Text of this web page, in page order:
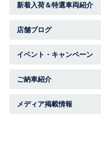
新着入荷＆特選車両紹介
店舗ブログ
イベント・キャンペーン
ご納車紹介
メディア掲載情報